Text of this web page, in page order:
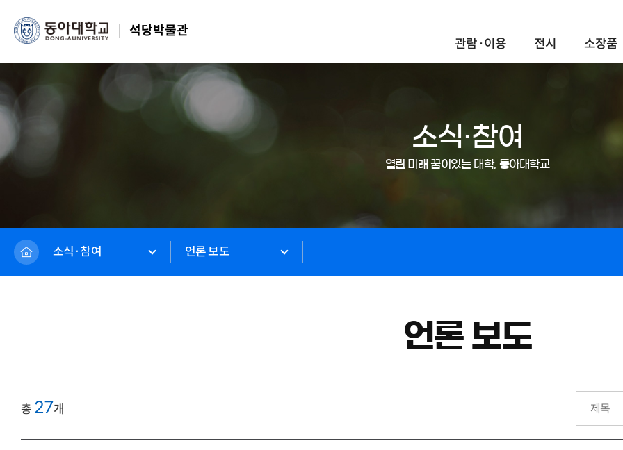
석당박물관
관람·이용
전시 소장품
소식·참여
열린 미래 꿈이있는 대학, 동아대학교
소식·참여 언론 보도
언론 보도
총 27개